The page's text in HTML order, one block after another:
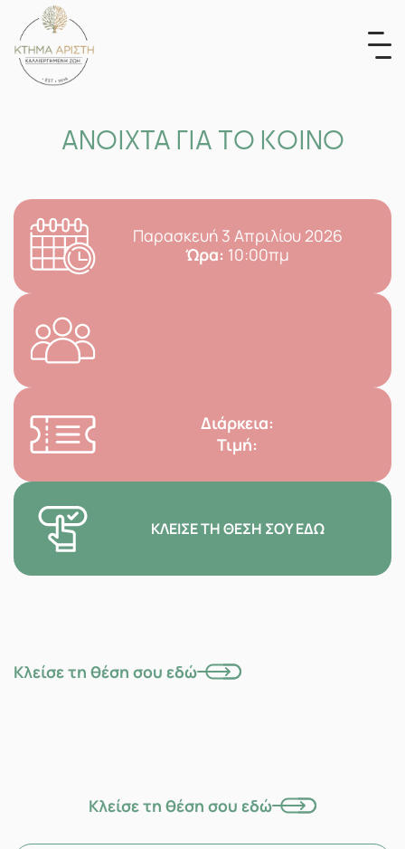
content
ΑΝΟΙΧΤΑ ΓΙΑ ΤΟ ΚΟΙΝΟ
Παρασκευή 3 Απριλίου 2026
Ώρα: 10:00πμ
Διάρκεια:
Τιμή:
ΚΛΕΊΣΕ ΤΗ ΘΈΣΗ ΣΟΥ ΕΔΏ
Κλείσε τη θέση σου εδώ
Κλείσε τη θέση σου εδώ